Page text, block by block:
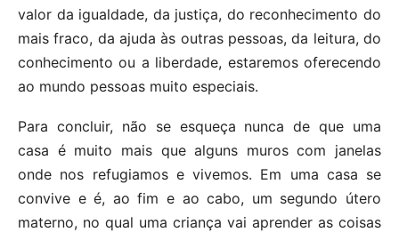
valor da igualdade, da justiça, do reconhecimento do
mais fraco, da ajuda às outras pessoas, da leitura, do
conhecimento ou a liberdade, estaremos oferecendo
ao mundo pessoas muito especiais.
Para concluir, não se esqueça nunca de que uma
casa é muito mais que alguns muros com janelas
onde nos refugiamos e vivemos. Em uma casa se
convive e é, ao fim e ao cabo, um segundo útero
materno, no qual uma criança vai aprender as coisas